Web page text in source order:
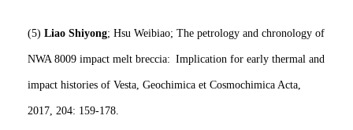
(5) Liao Shiyong; Hsu Weibiao; The petrology and chronology of
NWA 8009 impact melt breccia: Implication for early thermal and
impact histories of Vesta, Geochimica et Cosmochimica Acta,
2017, 204: 159-178.